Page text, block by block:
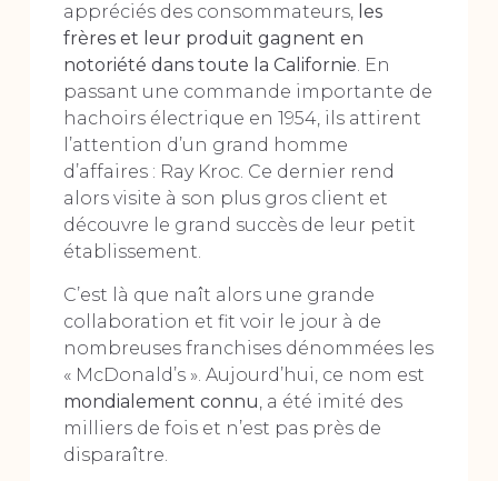
appréciés des consommateurs, les
frères et leur produit gagnent en
notoriété dans toute la Californie. En
passant une commande importante de
hachoirs électrique en 1954, ils attirent
l’attention d’un grand homme
d’affaires : Ray Kroc. Ce dernier rend
alors visite à son plus gros client et
découvre le grand succès de leur petit
établissement.
C’est là que naît alors une grande
collaboration et fit voir le jour à de
nombreuses franchises dénommées les
« McDonald’s ». Aujourd’hui, ce nom est
mondialement connu , a été imité des
milliers de fois et n’est pas près de
disparaître.